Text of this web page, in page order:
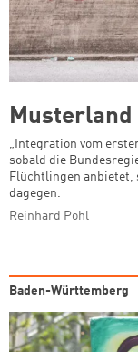
Musterland
„Integration vom
sobald die
Flüchtlingen
dagegen.
Reinhard Pohl
Baden-Württemberg